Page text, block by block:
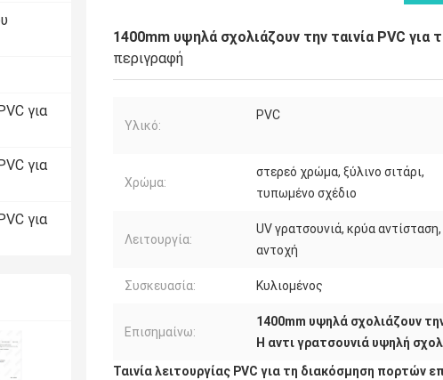
για
για
για
1400mm υψηλά σχολιάζουν την ταινία PVC
περιγραφή
Υλικό:
PVC
Χρώμα:
στερεό χρώμα, ξύλινο σιτάρι,
τυπωμένο σχέδιο
Λειτουργία:
UV γρατσουνιά, κρύα αντίσταση,
αντοχή
Συσκευασία: Κυλιομένος
Επισημαίνω:
1400mm υψηλά σχολιάζουν
Η αντι γρατσουνιά υψηλή
Ταινία λειτουργίας PVC για τη διακόσμηση πορτών